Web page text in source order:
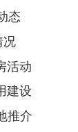
态
况
活动
建设
推介